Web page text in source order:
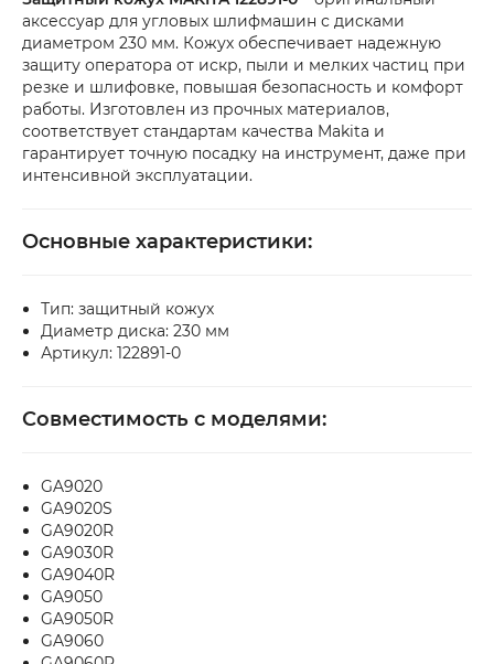
платежом рекомендуем проверить товар
непосредственно в отделении. Если
упаковка или товар имеют повреждения,
обязательно оформите акт вместе с
сотрудником службы доставки.
аксессуар для угловых шлифмашин с дисками
диаметром 230 мм. Кожух обеспечивает надежную
защиту оператора от искр, пыли и мелких частиц при
резке и шлифовке, повышая безопасность и комфорт
работы. Изготовлен из прочных материалов,
соответствует стандартам качества Makita и
гарантирует точную посадку на инструмент, даже при
интенсивной эксплуатации.
Основные характеристики:
Тип: защитный кожух
Диаметр диска: 230 мм
Артикул: 122891-0
Совместимость с моделями:
GA9020
GA9020S
GA9020R
GA9030R
GA9040R
GA9050
GA9050R
GA9060